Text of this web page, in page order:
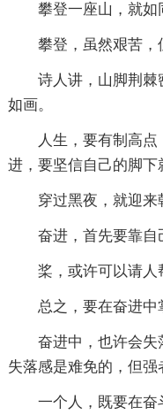
攀登一座山，就如
攀登，虽然艰苦，
诗人讲，山脚荆
如画。
人生，要有制高
进，要坚信自己的脚下
穿过黑夜，就迎来
奋进，首先要靠自
桨，或许可以请人
总之，要在奋进中
奋进中，也许会
失落感是难免的，但强
一个人，既要在奋